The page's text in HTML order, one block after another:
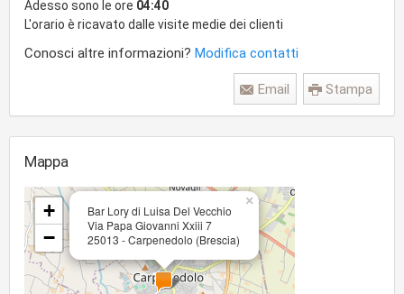
Adesso sono le ore 04:40
L'orario è ricavato dalle visite medie dei clienti
Conosci altre informazioni? Modifica contatti
Stampa
Email
Mappa
Bar Lory di Luisa Del Vecchio
Via Papa Giovanni Xxiii 7
25013 - Carpenedolo (Brescia)
×
+
−